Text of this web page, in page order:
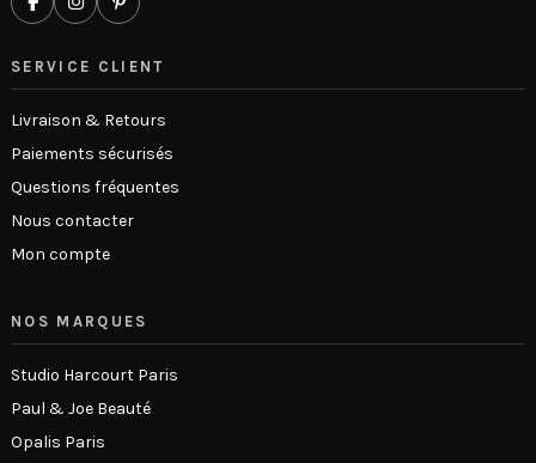
SERVICE CLIENT
Livraison & Retours
Paiements sécurisés
Questions fréquentes
Nous contacter
Mon compte
NOS MARQUES
Studio Harcourt Paris
Paul & Joe Beauté
Opalis Paris